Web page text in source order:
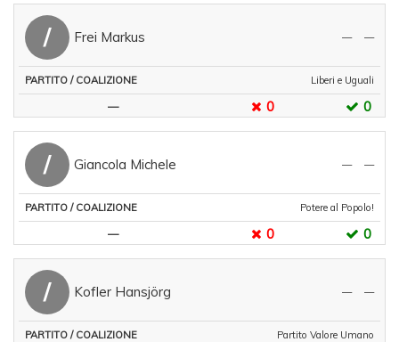
/ Frei Markus — —
Liberi e Uguali
— 0 0
/ Giancola Michele — —
Potere al Popolo!
— 0 0
/ Kofler Hansjörg — —
Partito Valore Umano